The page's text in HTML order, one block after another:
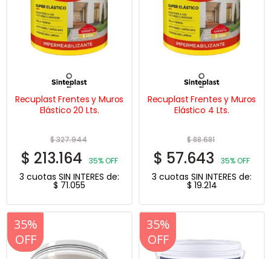
Recuplast Frentes y Muros
Elástico 20 Lts.
$327.944
$ 213.164 35% OFF
3 cuotas SIN INTERES de:
$ 71.055
Recuplast Frentes y Muros
Elástico 4 Lts.
$88.681
$ 57.643 35% OFF
3 cuotas SIN INTERES de:
$ 19.214
20%
OFF
35%
OFF
20%
OFF
35%
OFF